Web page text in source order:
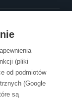
(pliki
od podmiotów
(Google
są